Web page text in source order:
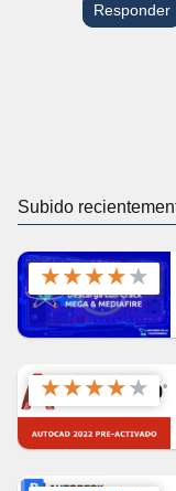
Responder
Subido
★★★★★
★★★★★